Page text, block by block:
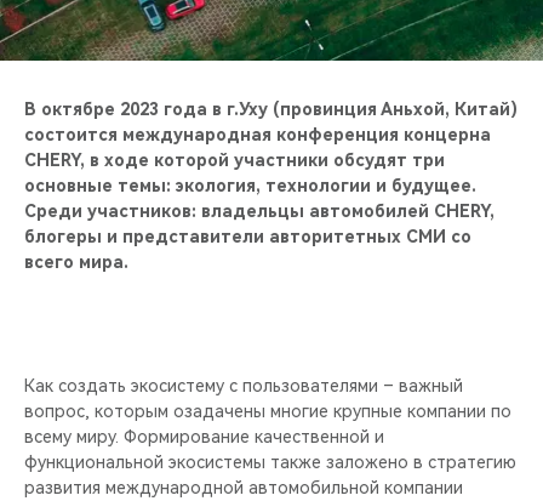
CHERY И СПОРТ
ВИДЕООБЗОРЫ
CHERY ДЛЯ ДЕТЕЙ
В октябре 2023 года в г.Уху (провинция Аньхой, Китай)
состоится международная конференция концерна
CHERY, в ходе которой участники обсудят три
основные темы: экология, технологии и будущее.
Среди участников: владельцы автомобилей CHERY,
блогеры и представители авторитетных СМИ со
всего мира.
Как создать экосистему с пользователями – важный
вопрос, которым озадачены многие крупные компании по
всему миру. Формирование качественной и
функциональной экосистемы также заложено в стратегию
развития международной автомобильной компании